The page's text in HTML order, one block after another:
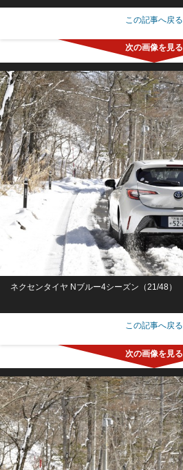
この記事へ戻る
ネクセンタイヤ Nブルー4シーズン（21/48）
この記事へ戻る